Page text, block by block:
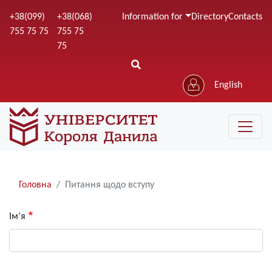
to
+38(099)
755 75 75
+38(068)
755 75
75
Information for DirectoryContacts
English
Рядки
Головна Питання щодо вступу
Ім’я